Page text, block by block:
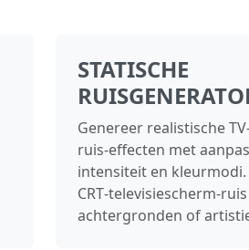
STATISCHE
Genereer realistische
ruis‑effecten met
intensiteit en
achtergronden of